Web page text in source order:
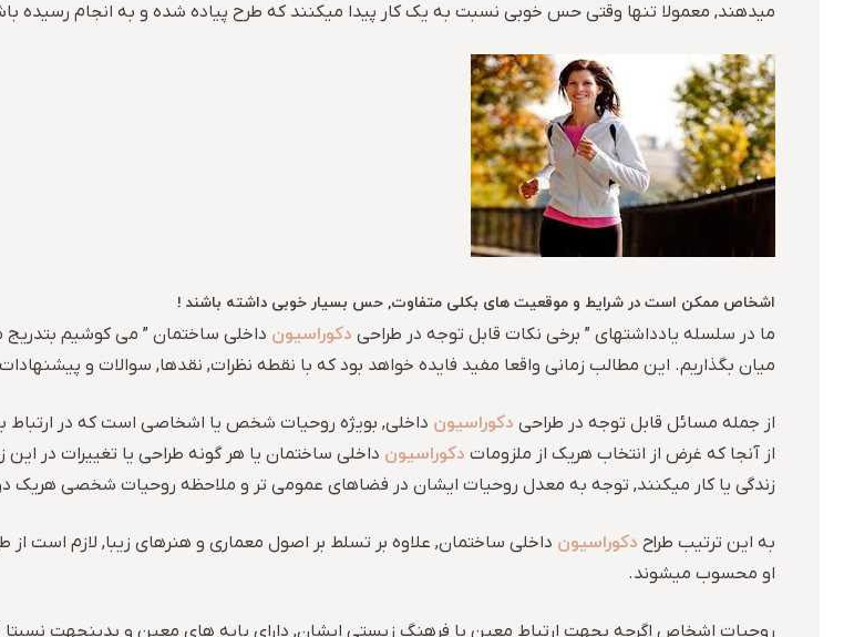
میدهند, معمولا تنها وقتی حس خوبی نسبت به یک کار پیدا میکنند که طرح پیاده شده و به انجام رسیده
اشخاص ممکن است در شرایط و موقعیت های بکلی متفاوت, حس بسیار خوبی داشته باشند !
ما در سلسله یادداشتهای ” برخی نکات قابل توجه در طراحی دکوراسیون داخلی ساختمان ” می کوشیم بتدریج
میان بگذاریم. این مطالب زمانی واقعا مفید فایده خواهد بود که با نقطه نظرات, نقدها, سوالات و
از جمله مسائل قابل توجه در طراحی دکوراسیون داخلی, بویژه روحیات شخص یا اشخاصی است که در
از آنجا که غرض از انتخاب هریک از ملزومات دکوراسیون داخلی ساختمان یا هر گونه طراحی یا تغییرات در
زندگی یا کار میکنند, توجه به معدل روحیات ایشان در فضاهای عمومی تر و ملاحظه روحیات شخصی
به این ترتیب طراح دکوراسیون داخلی ساختمان, علاوه بر تسلط بر اصول معماری و هنرهای زیبا, لازم
او محسوب میشوند.
روحیات اشخاص اگرچه بجهت ارتباط معین با فرهنگ زیستی ایشان, دارای پایه های معین و بدینجهت